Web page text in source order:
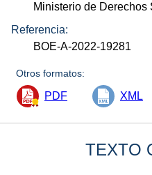
Ministerio de
Referencia:
BOE-A-2022-19281
Otros formatos:
PDF XML
TEXTO